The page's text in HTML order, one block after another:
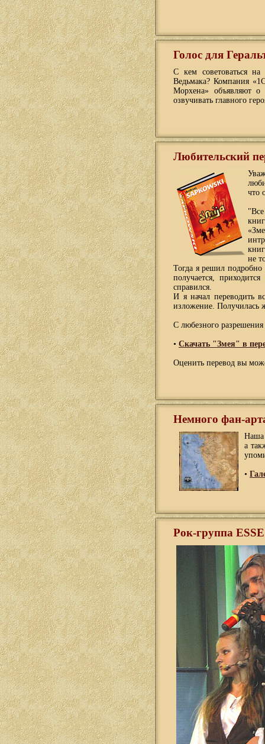
Голос для
С кем советоваться
Ведьмака? Компания
Морхена» объявляют о
озвучивать главного
Любительский
что
не
Тогда я решил
получается,
справился.
И я начал переводить
изложение. Получилась
С любезного
• Скачать "Змея" в
Оценить перевод вы
Немного фан-
Наша
а
•
Рок-группа